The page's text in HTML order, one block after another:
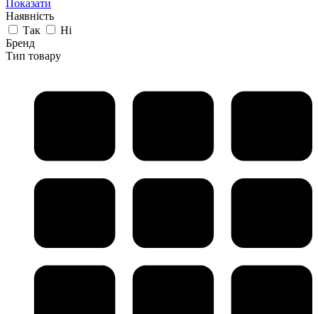
Показати
Наявність
Так
Ні
Бренд
Тип товару